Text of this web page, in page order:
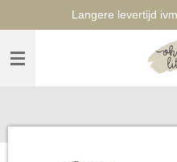
naar
hoofdinhoud
Langere levertijd